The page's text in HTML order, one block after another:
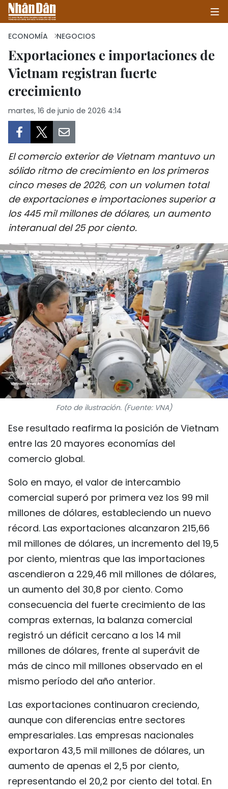
INICIO
SALUD - MEDIO AMBIENTE
CULTURA - ENTRETENIMIENTO
INTERNACIONAL
DEPORTES
VIAJES
PUENTE DE AMISTAD
HISTORIAS MULTIMEDIA
FOTOGRAFÍA
¿QUIÉNES SOMOS?
TIẾNG VIỆT
中文
РУССКИЙ
ECONOMÍA NEGOCIOS
Exportaciones e importaciones de
Vietnam registran fuerte
crecimiento
martes, 16 de junio de 2026 4:14
El comercio exterior de Vietnam mantuvo un
sólido ritmo de crecimiento en los primeros
cinco meses de 2026, con un volumen total
de exportaciones e importaciones superior a
los 445 mil millones de dólares, un aumento
interanual del 25 por ciento.
Foto de ilustración. (Fuente: VNA)
Ese resultado reafirma la posición de Vietnam
entre las 20 mayores economías del
comercio global.
Solo en mayo, el valor de intercambio
comercial superó por primera vez los 99 mil
millones de dólares, estableciendo un nuevo
récord. Las exportaciones alcanzaron 215,66
mil millones de dólares, un incremento del 19,5
por ciento, mientras que las importaciones
ascendieron a 229,46 mil millones de dólares,
un aumento del 30,8 por ciento. Como
consecuencia del fuerte crecimiento de las
compras externas, la balanza comercial
registró un déficit cercano a los 14 mil
millones de dólares, frente al superávit de
más de cinco mil millones observado en el
mismo período del año anterior.
Las exportaciones continuaron creciendo,
aunque con diferencias entre sectores
empresariales. Las empresas nacionales
exportaron 43,5 mil millones de dólares, un
aumento de apenas el 2,5 por ciento,
representando el 20,2 por ciento del total. En